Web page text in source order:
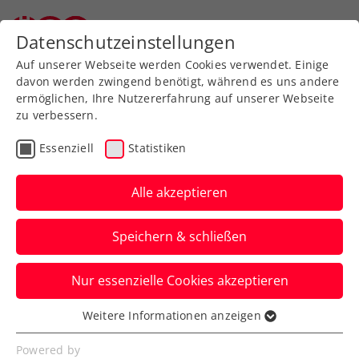
Bestimmungen und Regeln
Altersklassen
Spieler/innen dürfen am
gleichen Tag nicht an zwei
Datenschutzeinstellungen
Auf unserer Webseite werden Cookies verwendet. Einige
davon werden zwingend benötigt, während es uns andere
ermöglichen, Ihre Nutzererfahrung auf unserer Webseite
zu verbessern.
Essenziell Statistiken
Alle akzeptieren
Speichern & schließen
Nur essenzielle Cookies akzeptieren
Essenziell
Essenzielle Cookies werden für grundlegende
Weitere Informationen anzeigen
Powered by